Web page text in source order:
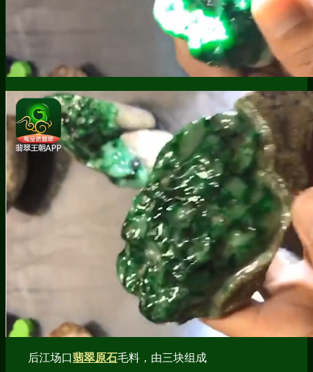
后江场口翡翠原石毛料，由三块组成